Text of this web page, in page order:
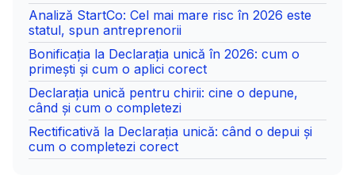
Analiză StartCo: Cel mai mare risc în 2026 este
statul, spun antreprenorii
Bonificația la Declarația unică în 2026: cum o
primești și cum o aplici corect
Declarația unică pentru chirii: cine o depune,
când și cum o completezi
Rectificativă la Declarația unică: când o depui și
cum o completezi corect